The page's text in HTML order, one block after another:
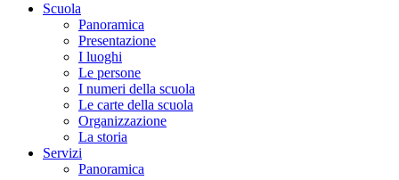
Scuola
Panoramica
Presentazione
I luoghi
Le persone
I numeri della scuola
Le carte della scuola
Organizzazione
La storia
Servizi
Panoramica